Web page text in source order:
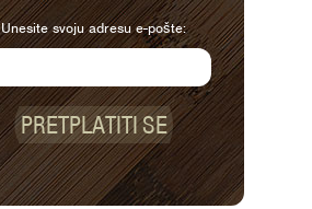
Unesite svoju adresu e-pošte:
PRETPLATITI SE